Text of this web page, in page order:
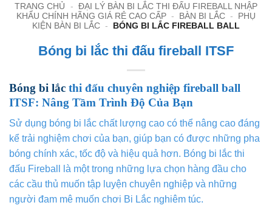
TRANG CHỦ - ĐẠI LÝ BÀN BI LẮC THI ĐẤU FIREBALL NHẬP
KHẨU CHÍNH HÃNG GIÁ RẺ CAO CẤP - BÀN BI LẮC -
PHỤ
KIỆN BÀN BI LẮC - BÓNG BI LẮC FIREBALL BALL
Bóng bi lắc thi đấu fireball ITSF
Bóng bi lắc thi đấu chuyên nghiệp fireball ball
ITSF: Nâng Tầm Trình Độ Của Bạn
Sử dụng bóng bi lắc chất lượng cao có thể nâng cao đáng
kể trải nghiệm chơi của bạn, giúp bạn có được những pha
bóng chính xác, tốc độ và hiệu quả hơn. Bóng bi lắc thi
đấu Fireball là một trong những lựa chọn hàng đầu cho
các cầu thủ muốn tập luyện chuyên nghiệp và những
người đam mê muốn chơi Bi Lắc nghiêm túc.